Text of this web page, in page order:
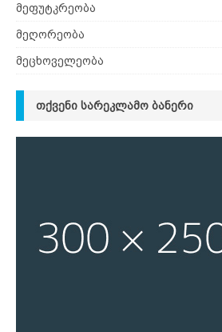
მეფუტკრეობა
მეღორეობა
მეცხოველეობა
ᲗᲥᲕᲔᲜᲘ ᲡᲐᲠᲔᲙᲚᲐᲛᲝ ᲑᲐᲜᲔᲠᲘ